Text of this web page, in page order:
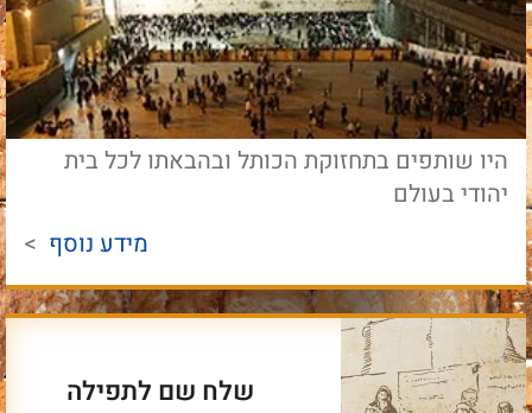
היו שותפים בתחזוקת הכותל ובהבאתו לכל בית
יהודי בעולם
מידע נוסף >
שלח שם לתפילה